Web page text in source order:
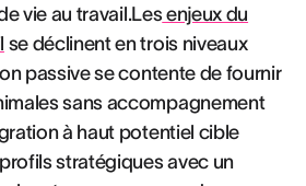
vie au travail.Lesenjeux du
se déclinent en trois niveaux
passive se contente de fournir
sans accompagnement
à haut potentiel cible
stratégiques avec un